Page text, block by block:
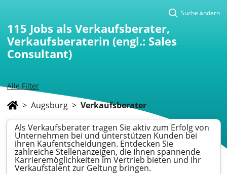
Alle Filter
Suche ändern
115 Jobs als Verkaufsberater,
Verkaufsberaterin (engl.: Sales
Consultant)
> Augsburg > Verkaufsberater
Als Verkaufsberater tragen Sie aktiv zum Erfolg von
Unternehmen bei und unterstützen Kunden bei
ihren Kaufentscheidungen. Entdecken Sie
zahlreiche Stellenanzeigen, die Ihnen spannende
Karrieremöglichkeiten im Vertrieb bieten und Ihr
Verkaufstalent zur Geltung bringen.